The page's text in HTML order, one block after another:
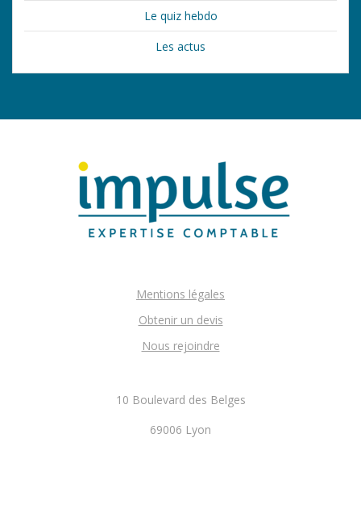
Le quiz hebdo
Les actus
Mentions légales
Obtenir un devis
Nous rejoindre
10 Boulevard des Belges
69006 Lyon